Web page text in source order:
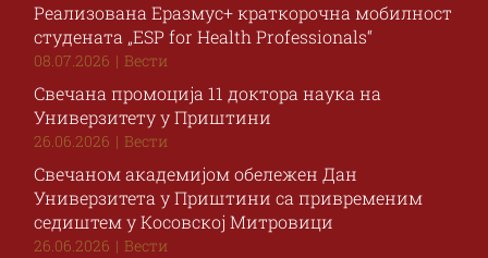
Реализована Еразмус+ краткорочна мобилност
студената „ESP for Health Professionals“
08.07.2026 | Вести
Свечана промоција 11 доктора наука на
Универзитету у Приштини
26.06.2026 | Вести
Свечаном академијом обележен Дан
Универзитета у Приштини са привременим
седиштем у Косовској Митровици
26.06.2026 | Вести